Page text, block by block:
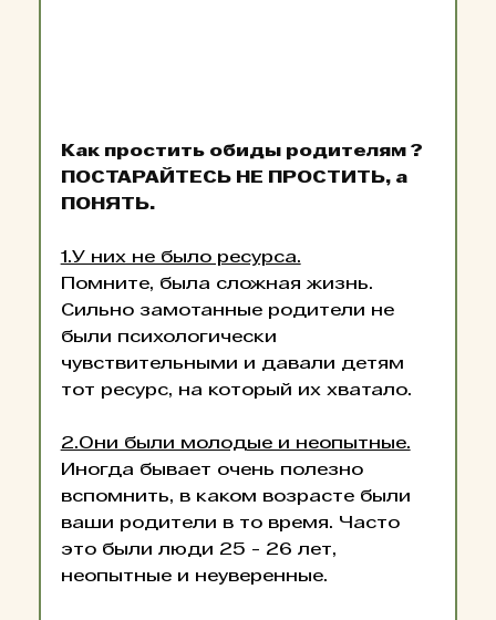
Как простить обиды родителям ?
ПОСТАРАЙТЕСЬ НЕ ПРОСТИТЬ, а
ПОНЯТЬ.
1.У них не было ресурса.
Помните, была сложная жизнь.
Сильно замотанные родители не
были психологически
чувствительными и давали детям
тот ресурс, на который их хватало.
2.Они были молодые и неопытные.
Иногда бывает очень полезно
вспомнить, в каком возрасте были
ваши родители в то время. Часто
это были люди 25 - 26 лет,
неопытные и неуверенные.